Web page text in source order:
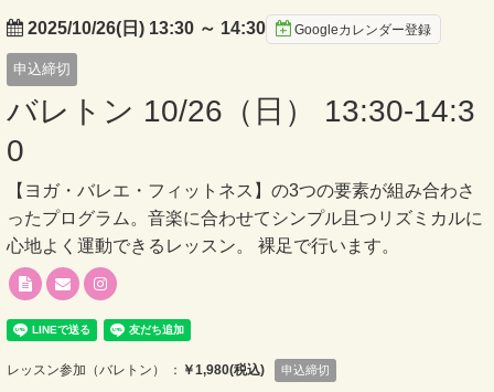
2025/10/26(日) 13:30 ～ 14:30 Googleカレンダー登録
申込締切
バレトン 10/26（日） 13:30-14:3
0
【ヨガ・バレエ・フィットネス】の3つの要素が組み合わさ
ったプログラム。音楽に合わせてシンプル且つリズミカルに
心地よく運動できるレッスン。 裸足で行います。
レッスン参加（バレトン） ： ￥1,980(税込) 申込締切